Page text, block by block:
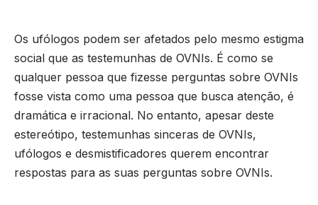
Os ufólogos podem ser afetados pelo mesmo estigma
social que as testemunhas de OVNIs. É como se
qualquer pessoa que fizesse perguntas sobre OVNIs
fosse vista como uma pessoa que busca atenção, é
dramática e irracional. No entanto, apesar deste
estereótipo, testemunhas sinceras de OVNIs,
ufólogos e desmistificadores querem encontrar
respostas para as suas perguntas sobre OVNIs.